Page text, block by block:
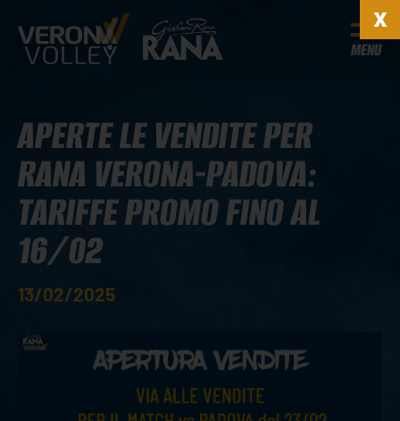
MENU
APERTE LE VENDITE PER
RANA VERONA-PADOVA:
TARIFFE PROMO FINO AL
16/02
13/02/2025